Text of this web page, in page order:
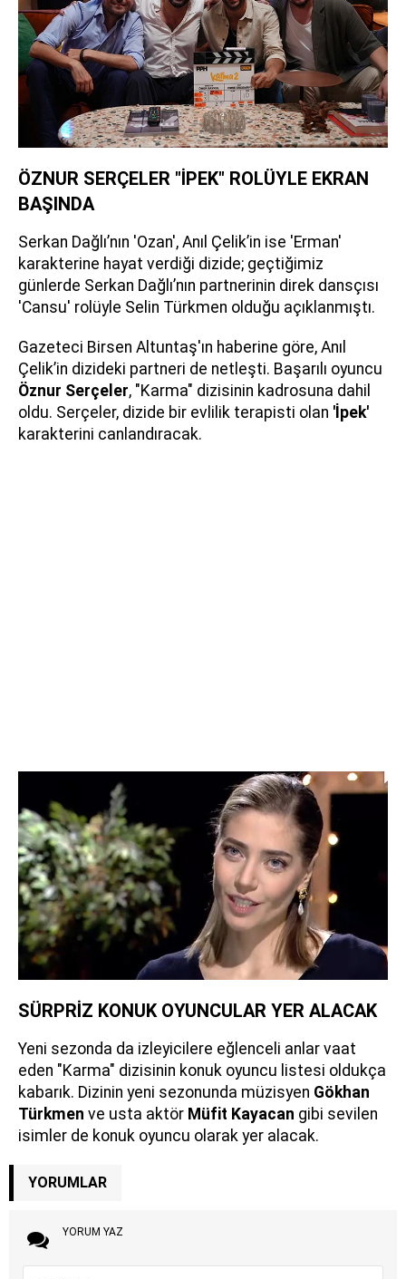
ÖZNUR SERÇELER "İPEK" ROLÜYLE EKRAN
BAŞINDA
Serkan Dağlı’nın 'Ozan', Anıl Çelik’in ise 'Erman'
karakterine hayat verdiği dizide; geçtiğimiz
günlerde Serkan Dağlı’nın partnerinin direk dansçısı
'Cansu' rolüyle Selin Türkmen olduğu açıklanmıştı.
Gazeteci Birsen Altuntaş'ın haberine göre, Anıl
Çelik’in dizideki partneri de netleşti. Başarılı oyuncu
Öznur Serçeler, "Karma" dizisinin kadrosuna dahil
oldu. Serçeler, dizide bir evlilik terapisti olan 'İpek'
karakterini canlandıracak.
SÜRPRİZ KONUK OYUNCULAR YER ALACAK
Yeni sezonda da izleyicilere eğlenceli anlar vaat
eden "Karma" dizisinin konuk oyuncu listesi oldukça
kabarık. Dizinin yeni sezonunda müzisyen Gökhan
Türkmen ve usta aktör Müfit Kayacan gibi sevilen
isimler de konuk oyuncu olarak yer alacak.
YORUMLAR
YORUM YAZ